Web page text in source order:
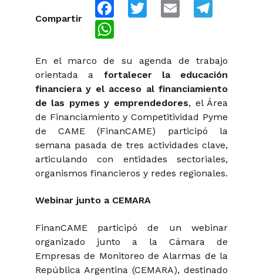
Compartir
FacebookTwitter Email
En el marco de su agenda de trabajo
orientada a fortalecer la educación
financiera y el acceso al financiamiento
de las pymes y emprendedores, el Área
de Financiamiento y Competitividad Pyme
de CAME (FinanCAME) participó la
semana pasada de tres actividades clave,
articulando con entidades sectoriales,
organismos financieros y redes regionales.
Webinar junto a CEMARA
FinanCAME participó de un webinar
organizado junto a la Cámara de
Empresas de Monitoreo de Alarmas de la
República Argentina (CEMARA), destinado